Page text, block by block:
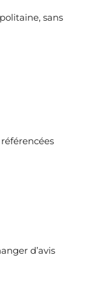
sans
d’avis